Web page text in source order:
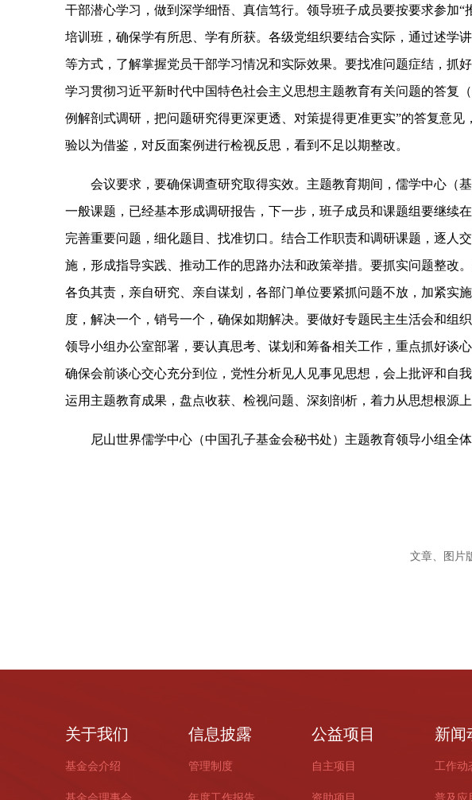
干部潜心学习，做到深学细悟、真信笃行。领导班子成员要按要求参加“
培训班，确保学有所思、学有所获。各级党组织要结合实际，通过述学
等方式，了解掌握党员干部学习情况和实际效果。要找准问题症结，抓
学习贯彻习近平新时代中国特色社会主义思想主题教育有关问题的答复
例解剖式调研，把问题研究得更深更透、对策提得更准更实”的答复意
验以为借鉴，对反面案例进行检视反思，看到不足以期整改。
会议要求，要确保调查研究取得实效。主题教育期间，儒学中心（
一般课题，已经基本形成调研报告，下一步，班子成员和课题组要继续
完善重要问题，细化题目、找准切口。结合工作职责和调研课题，逐人
施，形成指导实践、推动工作的思路办法和政策举措。要抓实问题整改
各负其责，亲自研究、亲自谋划，各部门单位要紧抓问题不放，加紧实
度，解决一个，销号一个，确保如期解决。要做好专题民主生活会和组
领导小组办公室部署，要认真思考、谋划和筹备相关工作，重点抓好谈
确保会前谈心交心充分到位，党性分析见人见事见思想，会上批评和自
运用主题教育成果，盘点收获、检视问题、深刻剖析，着力从思想根源上
尼山世界儒学中心（中国孔子基金会秘书处）主题教育领导小组全体
文章、图片
关于我们
基金会介绍
信息披露
管理制度
公益项目
自主项目
新闻
工作动